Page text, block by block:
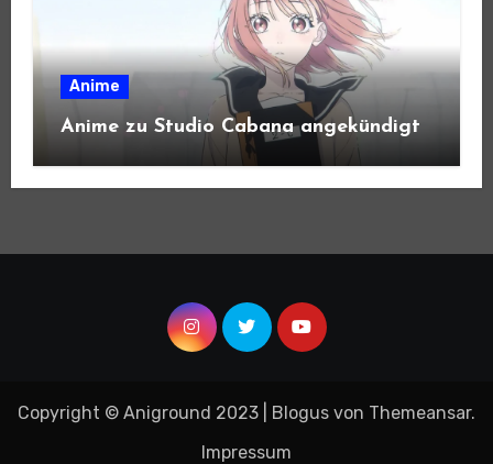
Anime
Anime zu Studio Cabana angekündigt
Copyright © Aniground 2023 Blogus von Themeansar.
Impressum